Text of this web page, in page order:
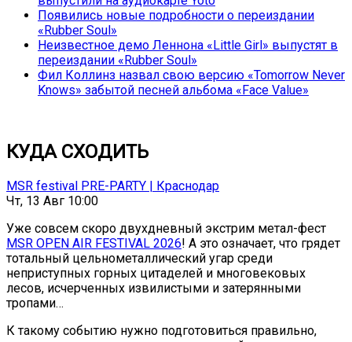
Появились новые подробности о переиздании
«Rubber Soul»
Неизвестное демо Леннона «Little Girl» выпустят в
переиздании «Rubber Soul»
Фил Коллинз назвал свою версию «Tomorrow Never
Knows» забытой песней альбома «Face Value»
КУДА СХОДИТЬ
MSR festival PRE-PARTY | Краснодар
Чт, 13 Авг 10:00
Уже совсем скоро двухдневный экстрим метал-фест
MSR OPEN AIR FESTIVAL 2026! А это означает, что грядет
тотальный цельнометаллический угар среди
неприступных горных цитаделей и многовековых
лесов, исчерченных извилистыми и затерянными
тропами…
К такому событию нужно подготовиться правильно,